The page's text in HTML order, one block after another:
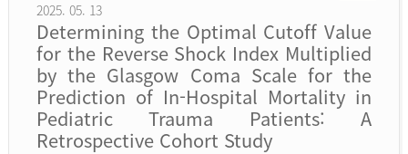
2025. 05. 13
Determining the Optimal Cutoff Value
for the Reverse Shock Index Multiplied
by the Glasgow Coma Scale for the
Prediction of In-Hospital Mortality in
Pediatric Trauma Patients: A
Retrospective Cohort Study